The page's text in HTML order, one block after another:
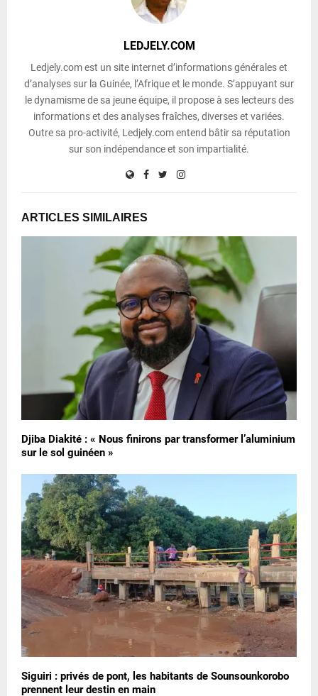
LEDJELY.COM
Ledjely.com est un site internet d’informations générales et
d’analyses sur la Guinée, l’Afrique et le monde. S’appuyant sur
le dynamisme de sa jeune équipe, il propose à ses lecteurs des
informations et des analyses fraîches, diverses et variées.
Outre sa pro-activité, Ledjely.com entend bâtir sa réputation
sur son indépendance et son impartialité.
ARTICLES SIMILAIRES
Djiba Diakité : « Nous finirons par transformer l’aluminium
sur le sol guinéen »
Siguiri : privés de pont, les habitants de Sounsounkorobo
prennent leur destin en main